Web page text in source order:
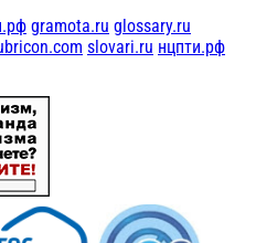
gramota.ru glossary.ru
slovari.ru нцпти.рф